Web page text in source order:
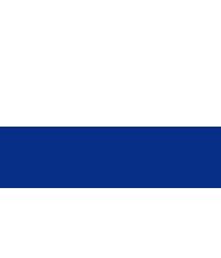
Nobel Sastra